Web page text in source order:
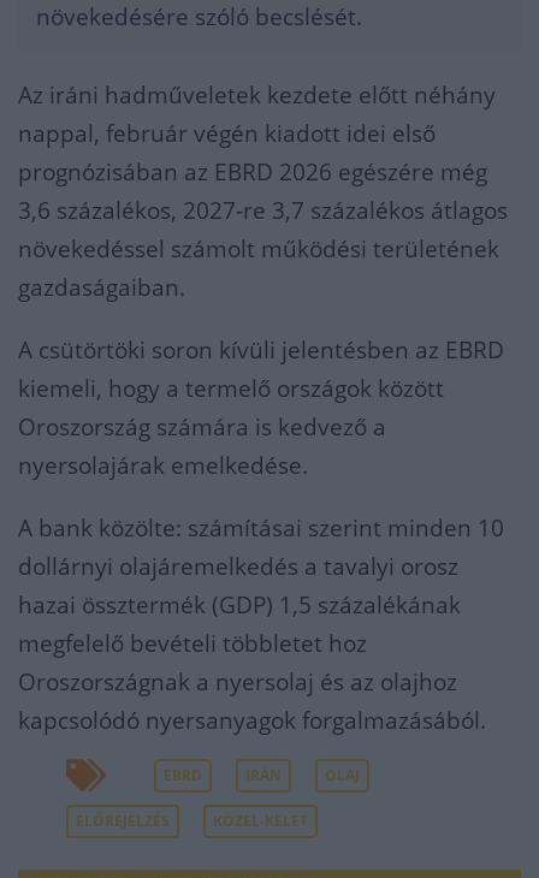
növekedésére szóló becslését.
Az iráni hadműveletek kezdete előtt néhány
nappal, február végén kiadott idei első
prognózisában az EBRD 2026 egészére még
3,6 százalékos, 2027-re 3,7 százalékos átlagos
növekedéssel számolt működési területének
gazdaságaiban.
A csütörtöki soron kívüli jelentésben az EBRD
kiemeli, hogy a termelő országok között
Oroszország számára is kedvező a
nyersolajárak emelkedése.
A bank közölte: számításai szerint minden 10
dollárnyi olajáremelkedés a tavalyi orosz
hazai össztermék (GDP) 1,5 százalékának
megfelelő bevételi többletet hoz
Oroszországnak a nyersolaj és az olajhoz
kapcsolódó nyersanyagok forgalmazásából.
EBRD IRÁN OLAJ
ELŐREJELZÉS KÖZEL-KELET